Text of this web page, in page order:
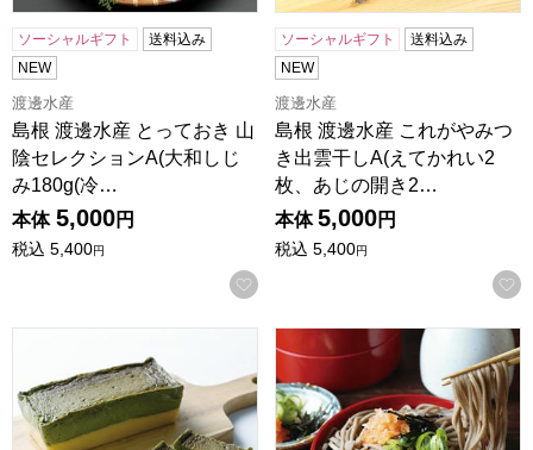
ソーシャルギフト
送料込み
NEW
渡邊水産
島根 渡邊水産 とっておき 山
陰セレクションA(大和しじ
み180g(冷…
本体 5,000円
税込 5,400円
お気に入りに登録する
ソーシャルギフト
送料込み
NEW
渡邊水産
島根 渡邊水産 これがやみつ
き出雲干しA(えてかれい2
枚、あじの開き2…
本体 5,000円
税込 5,400円
島根 KAKA.IZUMO 熟成蜜芋チーズケーキ 抹茶 【NN】
島根 児玉製麺 出雲の国から